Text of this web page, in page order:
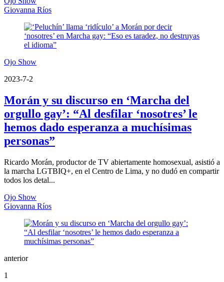
Giovanna Ríos
Ojo Show
2023-7-2
Morán y su discurso en ‘Marcha del
orgullo gay’: “Al desfilar ‘nosotres’ le
hemos dado esperanza a muchísimas
personas”
Ricardo Morán, productor de TV abiertamente homosexual, asistió a
la marcha LGTBIQ+, en el Centro de Lima, y no dudó en compartir
todos los detal...
Ojo Show
Giovanna Ríos
anterior
1